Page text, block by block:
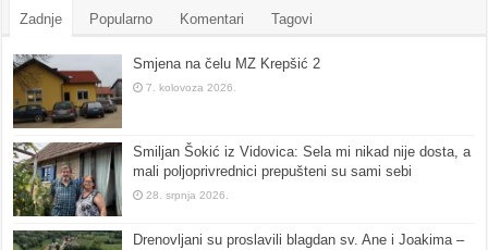
Zadnje Popularno Komentari Tagovi
Smjena na čelu MZ Krepšić 2
7. kolovoza 2026.
Smiljan Šokić iz Vidovica: Sela mi nikad nije dosta, a
mali poljoprivrednici prepušteni su sami sebi
28. srpnja 2026.
Drenovljani su proslavili blagdan sv. Ane i Joakima –